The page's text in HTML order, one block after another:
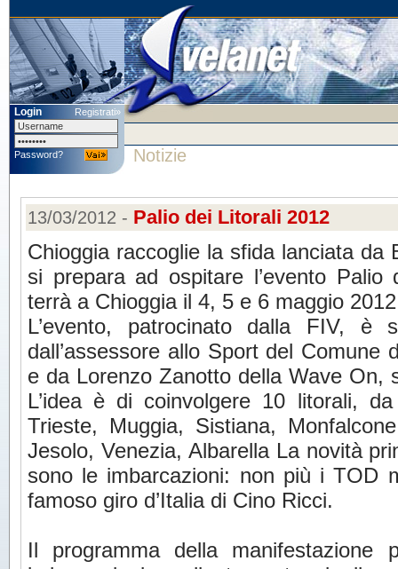
Login Registrati»
Password? Notizie
13/03/2012 - Palio dei Litorali 2012
Chioggia raccoglie la sfida lanciata da
si prepara ad ospitare l’evento
terrà a Chioggia il 4, 5 e 6 maggio
L’evento, patrocinato dalla FIV, è
dall’assessore allo Sport del Comune
e da Lorenzo Zanotto della Wave On,
L’idea è di coinvolgere 10 litorali,
Trieste, Muggia, Sistiana,
Jesolo, Venezia, Albarella La novità
sono le imbarcazioni: non più i TOD
famoso giro d’Italia di Cino Ricci.
Il programma della manifestazione